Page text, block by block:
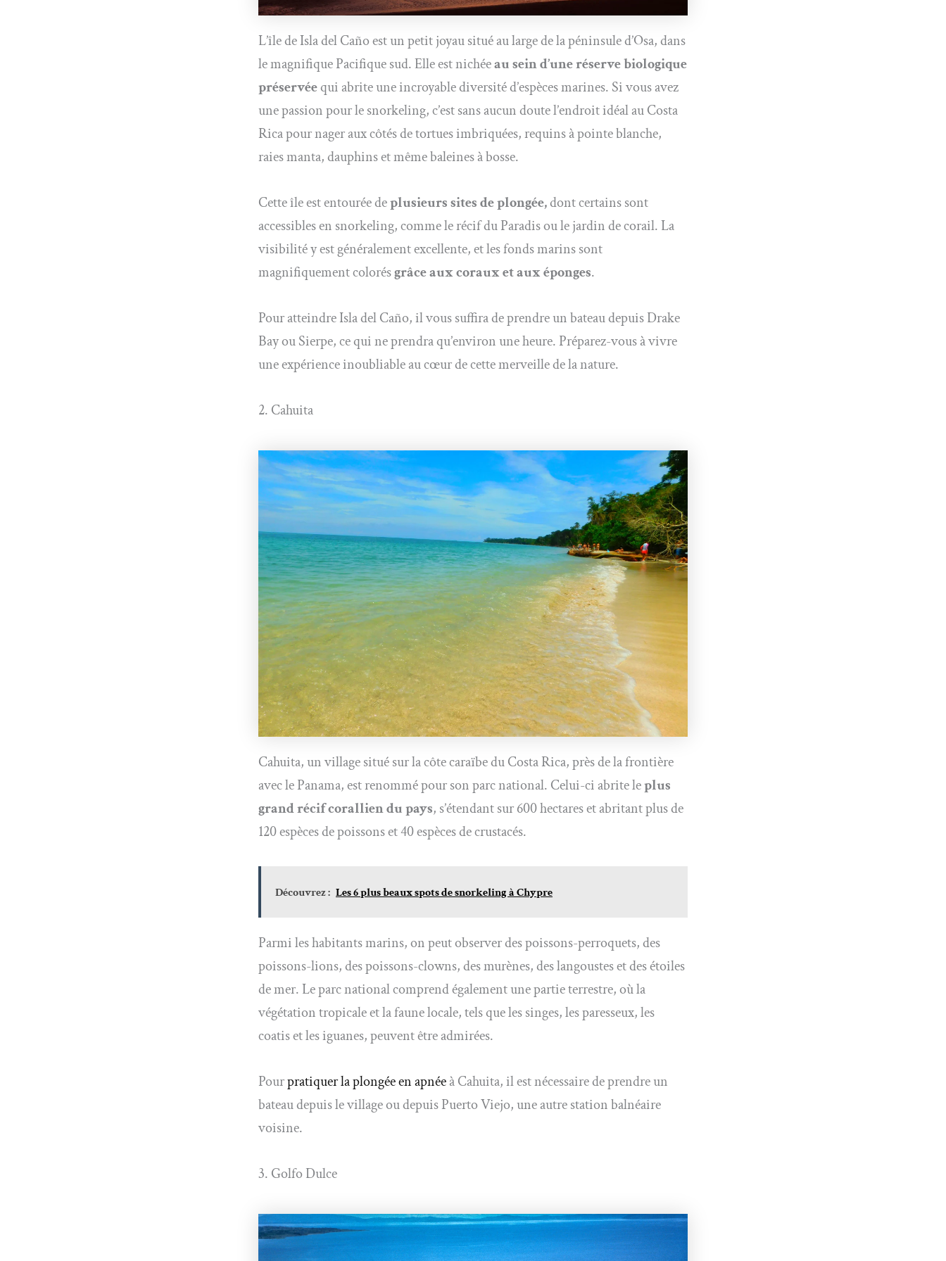
L’île de Isla del Caño est un petit joyau situé au large de la péninsule d’Osa, dans
le magnifique Pacifique sud. Elle est nichéeau sein d’une réserve biologique
préservéequi abrite une incroyable diversité d’espèces marines. Si vous avez
une passion pour le snorkeling, c’est sans aucun doute l’endroit idéal au Costa
Rica pour nager aux côtés de tortues imbriquées, requins à pointe blanche,
raies manta, dauphins et même baleines à bosse.
Cette île est entourée deplusieurs sites de plongée,dont certains sont
accessibles en snorkeling, comme le récif du Paradis ou le jardin de corail. La
visibilité y est généralement excellente, et les fonds marins sont
magnifiquement colorésgrâce aux coraux et aux éponges.
Pour atteindre Isla del Caño, il vous suffira de prendre un bateau depuis Drake
Bay ou Sierpe, ce qui ne prendra qu’environ une heure. Préparez-vous à vivre
une expérience inoubliable au cœur de cette merveille de la nature.
2. Cahuita
Cahuita, un village situé sur la côte caraïbe du Costa Rica, près de la frontière
avec le Panama, est renommé pour son parc national. Celui-ci abrite leplus
grand récif corallien du pays, s’étendant sur 600 hectares et abritant plus de
120 espèces de poissons et 40 espèces de crustacés.
Découvrez : Les 6 plus beaux spots de snorkeling à Chypre
Parmi les habitants marins, on peut observer des poissons-perroquets, des
poissons-lions, des poissons-clowns, des murènes, des langoustes et des étoiles
de mer. Le parc national comprend également une partie terrestre, où la
végétation tropicale et la faune locale, tels que les singes, les paresseux, les
coatis et les iguanes, peuvent être admirées.
Pourpratiquer la plongée en apnéeà Cahuita, il est nécessaire de prendre un
bateau depuis le village ou depuis Puerto Viejo, une autre station balnéaire
voisine.
3. Golfo Dulce